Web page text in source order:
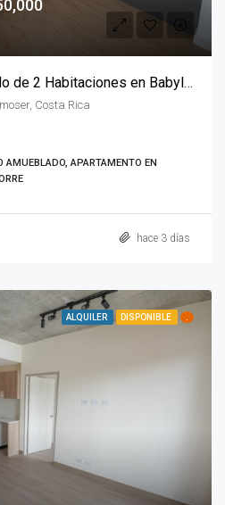
Apartamento Amueblado de 2 Habitaciones en Babylon
Costa Rica
AMUEBLADO, APARTAMENTO EN
hace 3 días
ALQUILER DISPONIBLE